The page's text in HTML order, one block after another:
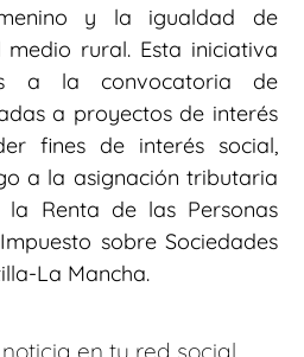
y la igualdad de
rural. Esta iniciativa
a la convocatoria de
a proyectos de interés
fines de interés social,
a la asignación tributaria
Renta de las Personas
sobre Sociedades
La Mancha.
en tu red social